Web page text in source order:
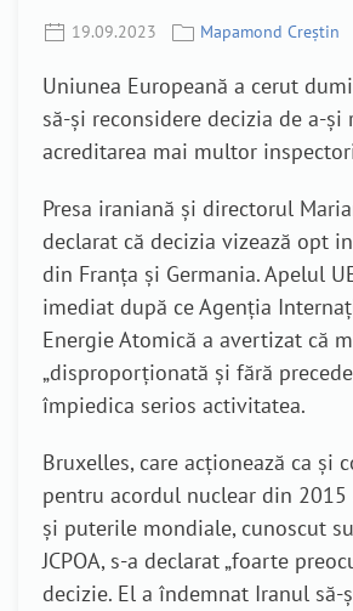
19.09.2023 Mapamond Creștin
Uniunea Europeană a cerut
să-și reconsidere decizia de a-și
acreditarea mai multor
Presa iraniană și directorul
declarat că decizia vizează opt
din Franța și Germania. Apelul
imediat după ce Agenția
Energie Atomică a avertizat că
„disproporționată și fără
împiedica serios activitatea.
Bruxelles, care acționează ca și
pentru acordul nuclear din 2015
și puterile mondiale, cunoscut
JCPOA, s-a declarat „foarte
decizie. El a îndemnat Iranul să-